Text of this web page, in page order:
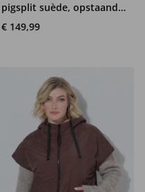
pigsplit suède, opstaande
kraag, tot 7XL
€ 149,99